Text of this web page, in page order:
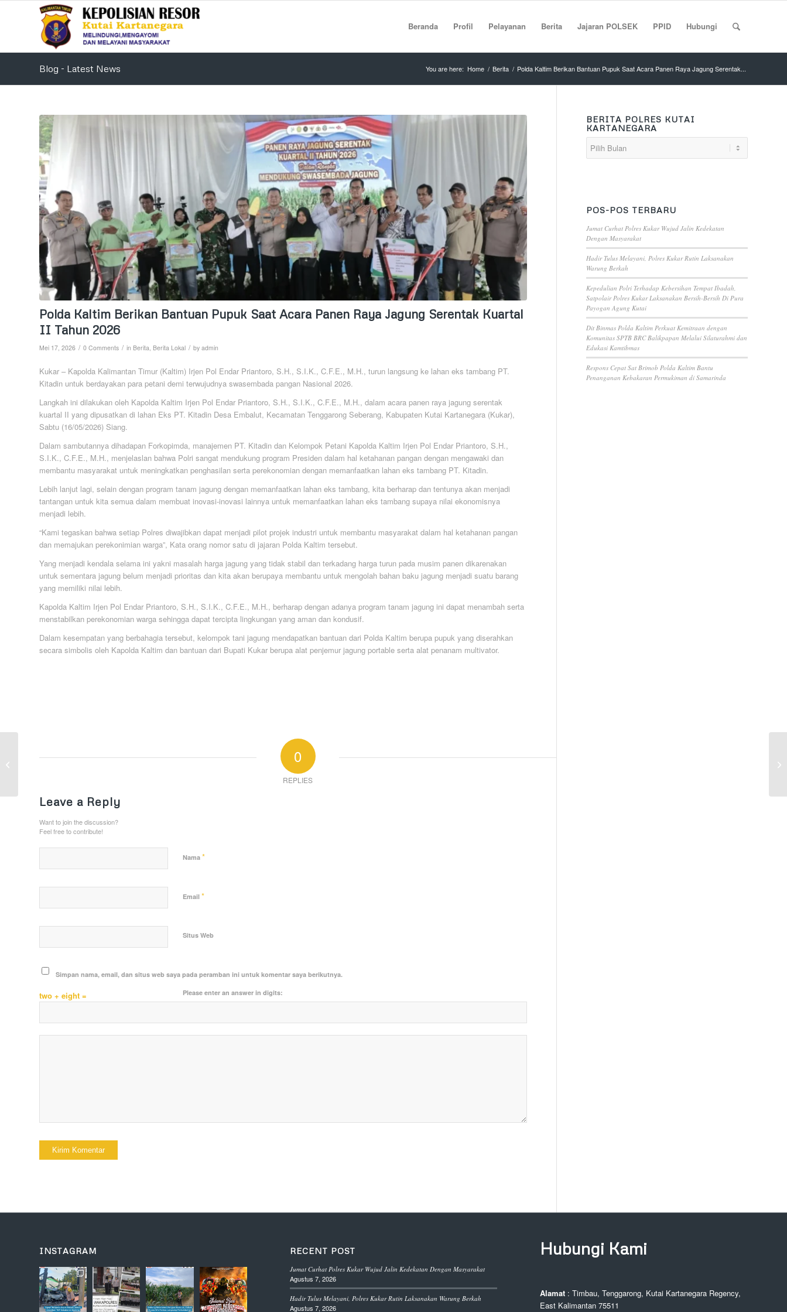
Beranda Profil Pelayanan Berita Jajaran POLSEK PPID Hubungi
Blog - Latest News You are here: Home / Berita / Polda Kaltim Berikan Bantuan Pupuk Saat Acara Panen Raya Jagung Serentak...
Polda Kaltim Berikan Bantuan Pupuk Saat Acara Panen Raya Jagung Serentak Kuartal
II Tahun 2026
Mei 17, 2026 / 0 Comments / in Berita Berita Lokal / by admin
Kukar – Kapolda Kalimantan Timur (Kaltim) Irjen Pol Endar Priantoro, S.H., S.I.K., C.F.E., M.H., turun langsung ke lahan eks tambang PT.
Kitadin untuk berdayakan para petani demi terwujudnya swasembada pangan Nasional 2026.
Langkah ini dilakukan oleh Kapolda Kaltim Irjen Pol Endar Priantoro, S.H., S.I.K., C.F.E., M.H., dalam acara panen raya jagung serentak
kuartal II yang dipusatkan di lahan Eks PT. Kitadin Desa Embalut, Kecamatan Tenggarong Seberang, Kabupaten Kutai Kartanegara (Kukar),
Sabtu (16/05/2026) Siang.
Dalam sambutannya dihadapan Forkopimda, manajemen PT. Kitadin dan Kelompok Petani Kapolda Kaltim Irjen Pol Endar Priantoro, S.H.,
S.I.K., C.F.E., M.H., menjelaslan bahwa Polri sangat mendukung program Presiden dalam hal ketahanan pangan dengan mengawaki dan
membantu masyarakat untuk meningkatkan penghasilan serta perekonomian dengan memanfaatkan lahan eks tambang PT. Kitadin.
Lebih lanjut lagi, selain dengan program tanam jagung dengan memanfaatkan lahan eks tambang, kita berharap dan tentunya akan menjadi
tantangan untuk kita semua dalam membuat inovasi-inovasi lainnya untuk memanfaatkan lahan eks tambang supaya nilai ekonomisnya
menjadi lebih.
“Kami tegaskan bahwa setiap Polres diwajibkan dapat menjadi pilot projek industri untuk membantu masyarakat dalam hal ketahanan pangan
dan memajukan perekonimian warga”, Kata orang nomor satu di jajaran Polda Kaltim tersebut.
Yang menjadi kendala selama ini yakni masalah harga jagung yang tidak stabil dan terkadang harga turun pada musim panen dikarenakan
untuk sementara jagung belum menjadi prioritas dan kita akan berupaya membantu untuk mengolah bahan baku jagung menjadi suatu barang
yang memiliki nilai lebih.
Kapolda Kaltim Irjen Pol Endar Priantoro, S.H., S.I.K., C.F.E., M.H., berharap dengan adanya program tanam jagung ini dapat menambah serta
menstabilkan perekonomian warga sehingga dapat tercipta lingkungan yang aman dan kondusif.
Dalam kesempatan yang berbahagia tersebut, kelompok tani jagung mendapatkan bantuan dari Polda Kaltim berupa pupuk yang diserahkan
secara simbolis oleh Kapolda Kaltim dan bantuan dari Bupati Kukar berupa alat penjemur jagung portable serta alat penanam multivator.
0
REPLIES
Leave a Reply
Want to join the discussion?
Feel free to contribute!
Nama *
Email *
Situs Web
Simpan nama, email, dan situs web saya pada peramban ini untuk komentar saya berikutnya.
Please enter an answer in digits:
two + eight =
BERITA POLRES KUTAI
KARTANEGARA
POS-POS TERBARU
Jumat Curhat Polres Kukar Wujud Jalin Kedekatan
Dengan Masyarakat
Hadir Tulus Melayani, Polres Kukar Rutin Laksanakan
Warung Berkah
Kepedulian Polri Terhadap Kebersihan Tempat Ibadah,
Satpolair Polres Kukar Laksanakan Bersih-Bersih Di Pura
Payogan Agung Kutai
Dit Binmas Polda Kaltim Perkuat Kemitraan dengan
Komunitas SPTB BRC Balikpapan Melalui Silaturahmi dan
Edukasi Kamtibmas
Respons Cepat Sat Brimob Polda Kaltim Bantu
Penanganan Kebakaran Permukiman di Samarinda
INSTAGRAM RECENT POST
Jumat Curhat Polres Kukar Wujud Jalin Kedekatan Dengan Masyarakat
Agustus 7, 2026
Hadir Tulus Melayani, Polres Kukar Rutin Laksanakan Warung Berkah
Agustus 7, 2026
Hubungi Kami
Alamat : Timbau, Tenggarong, Kutai Kartanegara Regency,
East Kalimantan 75511
1.500 SPPG di